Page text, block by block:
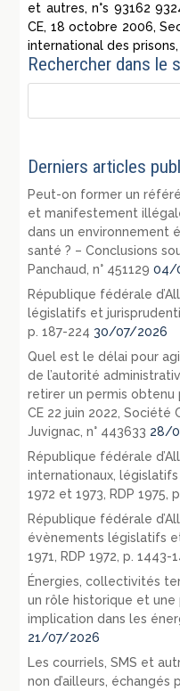
et autres, n°s 93162
CE, 18 octobre 2006,
international des prisons,
Rechercher dans le
Derniers articles
Peut-on former un
et manifestement
dans un environnement
santé ? – Conclusions
Panchaud, n° 451129 04/
République fédérale
législatifs et
p. 187-224 30/07/2026
Quel est le délai pour
de l’autorité
retirer un permis obtenu
CE 22 juin 2022, Société
Juvignac, n° 443633 28/
République fédérale
internationaux,
1972 et 1973, RDP 1975,
République fédérale
évènements législatifs
1971, RDP 1972, p. 1443-
Énergies, collectivités
un rôle historique et
implication dans les
21/07/2026
Les courriels, SMS et
non d’ailleurs,